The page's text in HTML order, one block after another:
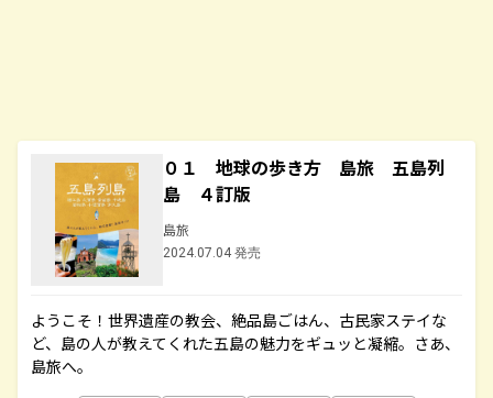
０１ 地球の歩き方 島旅 五島列
島 ４訂版
島旅
2024.07.04 発売
ようこそ！世界遺産の教会、絶品島ごはん、古民家ステイな
ど、島の人が教えてくれた五島の魅力をギュッと凝縮。さあ、
島旅へ。